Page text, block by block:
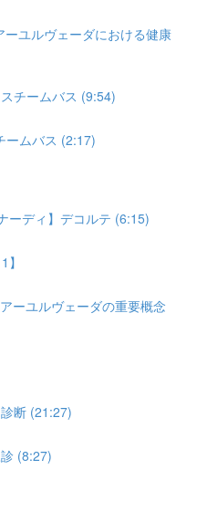
ーユルヴェーダにおける健康
チームバス (9:54)
ームバス (2:17)
ーディ】デコルテ (6:15)
ーユルヴェーダの重要概念
断 (21:27)
(8:27)